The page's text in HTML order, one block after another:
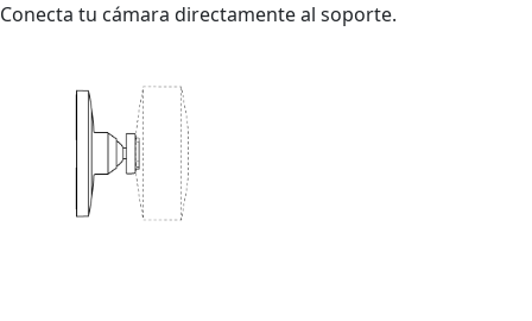
Conecta tu cámara directamente al soporte.